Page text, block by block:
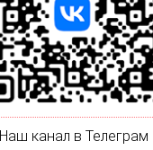
Наш канал в Телеграм